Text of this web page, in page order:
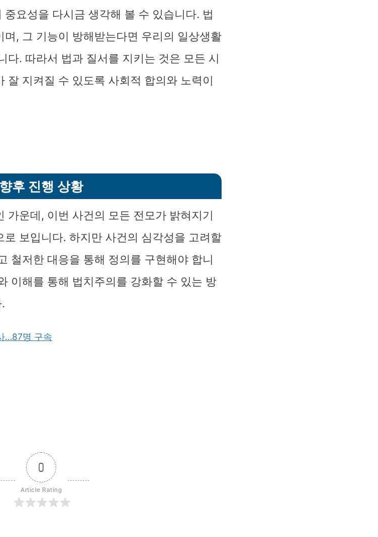
요성을 다시금 생각해 볼 수 있습니다. 법
, 그 기능이 방해받는다면 우리의 일상생활
다. 따라서 법과 질서를 지키는 것은 모든 시
잘 지켜질 수 있도록 사회적 합의와 노력이
향후 진행 상황
가운데, 이번 사건의 모든 전모가 밝혀지기
보입니다. 하지만 사건의 심각성을 고려할
철저한 대응을 통해 정의를 구현해야 합니
이해를 통해 법치주의를 강화할 수 있는 방
…87명 구속
0
Article Rating